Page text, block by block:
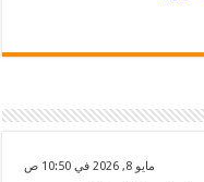
مايو 8, 2026 في 10:50 ص